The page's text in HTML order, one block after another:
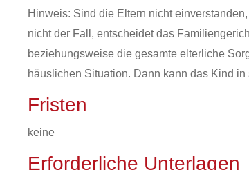
Hinweis: Sind die Eltern nicht
nicht der Fall, entscheidet das
beziehungsweise die gesamte elterliche
häuslichen Situation. Dann kann das Kind
Fristen
keine
Erforderliche Unterlagen